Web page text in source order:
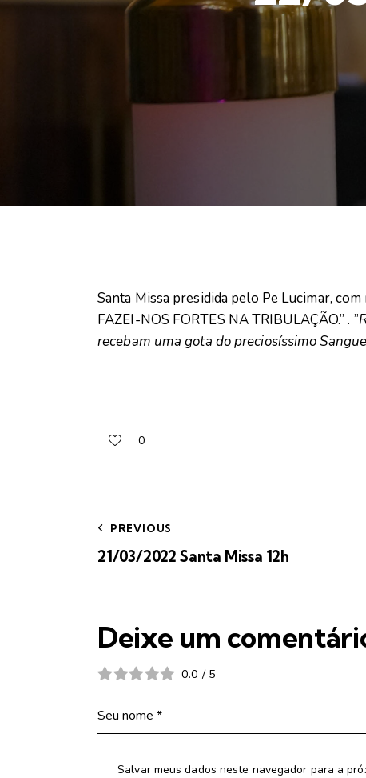
Santa Missa presidida pelo Pe Lucimar,
FAZEI-NOS FORTES NA TRIBULAÇÃO.” . ”
recebam uma gota do preciosíssimo
0
PREVIOUS
21/03/2022 Santa Missa 12h
Deixe um
0.0 / 5
Salvar meus dados neste navegador para a